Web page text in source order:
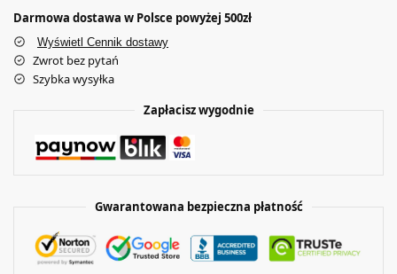
Darmowa dostawa w Polsce powyżej 500zł
Wyświetl Cennik dostawy
Zwrot bez pytań
Szybka wysyłka
Zapłacisz wygodnie
Gwarantowana bezpieczna płatność